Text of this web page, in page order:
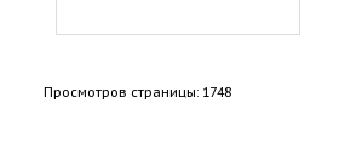
Просмотров страницы: 1748